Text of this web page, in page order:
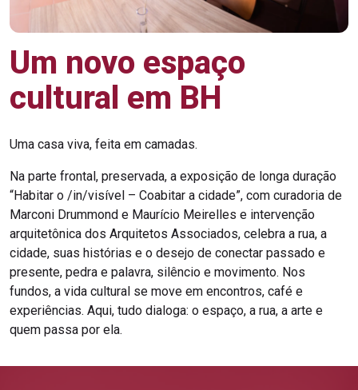
Um novo espaço
cultural em BH
Uma casa viva, feita em camadas.
Na parte frontal, preservada, a exposição de longa duração
“Habitar o /in/visível – Coabitar a cidade”, com curadoria de
Marconi Drummond e Maurício Meirelles e intervenção
arquitetônica dos Arquitetos Associados, celebra a rua, a
cidade, suas histórias e o desejo de conectar passado e
presente, pedra e palavra, silêncio e movimento. Nos
fundos, a vida cultural se move em encontros, café e
experiências. Aqui, tudo dialoga: o espaço, a rua, a arte e
quem passa por ela.